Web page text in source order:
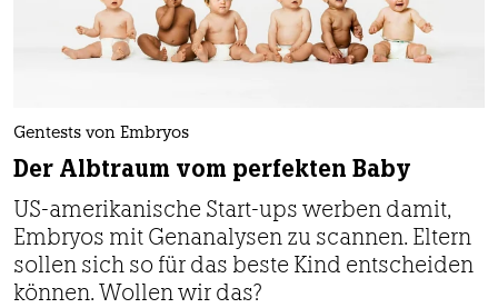
verlag
veranstaltungen
shop
Gentests von Embryos
Der Albtraum vom perfekten Baby
US-amerikanische Start-ups werben damit,
Embryos mit Genanalysen zu scannen. Eltern
sollen sich so für das beste Kind entscheiden
können. Wollen wir das?